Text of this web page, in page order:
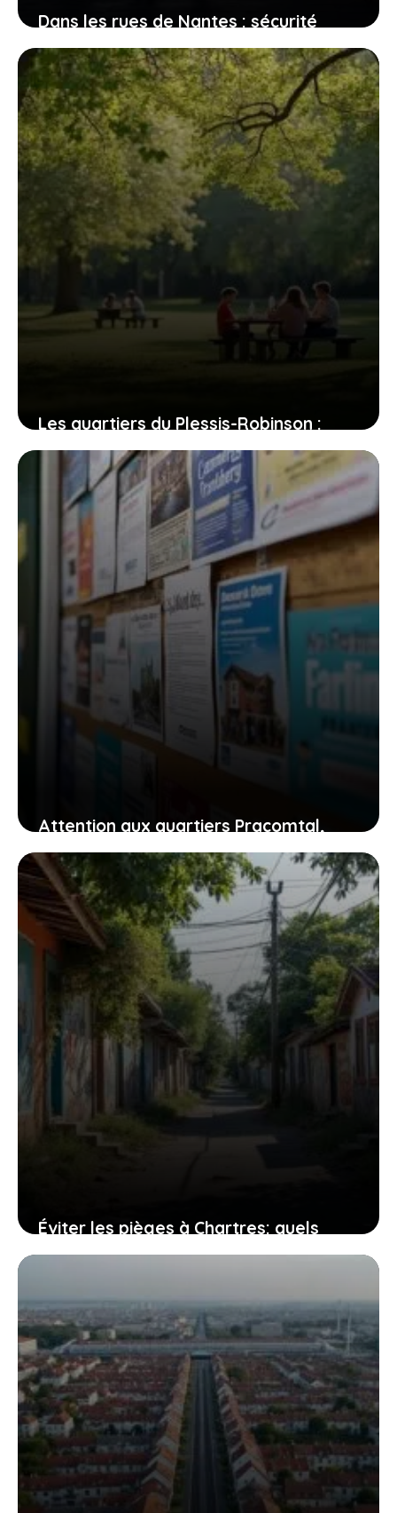
Dans les rues de Nantes : sécurité
perçue et réalités des quartiers
2 août 2026
Les quartiers du Plessis-Robinson :
entre dynamisme et quiétude, où
poser vos valises ?
31 juillet 2026
Attention aux quartiers Pracomtal,
ouest et nord à Montélimar : ce que
vous devez savoir
30 juillet 2026
Éviter les pièges à Chartres: quels
quartiers sont à risque pour les
24 juillet 2026